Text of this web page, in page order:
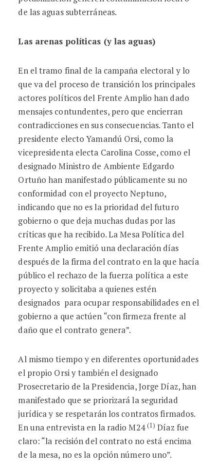
de las aguas subterráneas.
Las arenas políticas (y las aguas)
En el tramo final de la campaña electoral y lo
que va del proceso de transición los principales
actores políticos del Frente Amplio han dado
mensajes contundentes, pero que encierran
contradicciones en sus consecuencias. Tanto el
presidente electo Yamandú Orsi, como la
vicepresidenta electa Carolina Cosse, como el
designado Ministro de Ambiente Edgardo
Ortuño han manifestado públicamente su no
conformidad con el proyecto Neptuno,
indicando que no es la prioridad del futuro
gobierno o que deja muchas dudas por las
críticas que ha recibido. La Mesa Política del
Frente Amplio emitió una declaración días
después de la firma del contrato en la que hacía
público el rechazo de la fuerza política a este
proyecto y solicitaba a quienes estén
designados para ocupar responsabilidades en el
gobierno a que actúen “con firmeza frente al
daño que el contrato genera”.
Al mismo tiempo y en diferentes oportunidades
el propio Orsi y también el designado
Prosecretario de la Presidencia, Jorge Díaz, han
manifestado que se priorizará la seguridad
jurídica y se respetarán los contratos firmados.
En una entrevista en la radio M24(1) Díaz fue
claro: “la recisión del contrato no está encima
de la mesa, no es la opción número uno”.